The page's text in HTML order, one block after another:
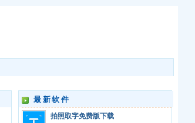
最新软件
拍照取字免费版下载